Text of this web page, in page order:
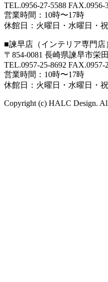
TEL.0956-27-5588 FAX.0956-
営業時間：10時〜17時
休館日：火曜日・水曜日・
■諫早店（インテリア専門店
〒854-0081 長崎県諫早市栄
TEL.0957-25-8692 FAX.0957-
営業時間：10時〜17時
休館日：火曜日・水曜日・
Copyright (c) HALC Design.